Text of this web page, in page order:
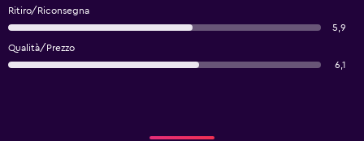
Ritiro/Riconsegna
5,9
Qualità/Prezzo
6,1